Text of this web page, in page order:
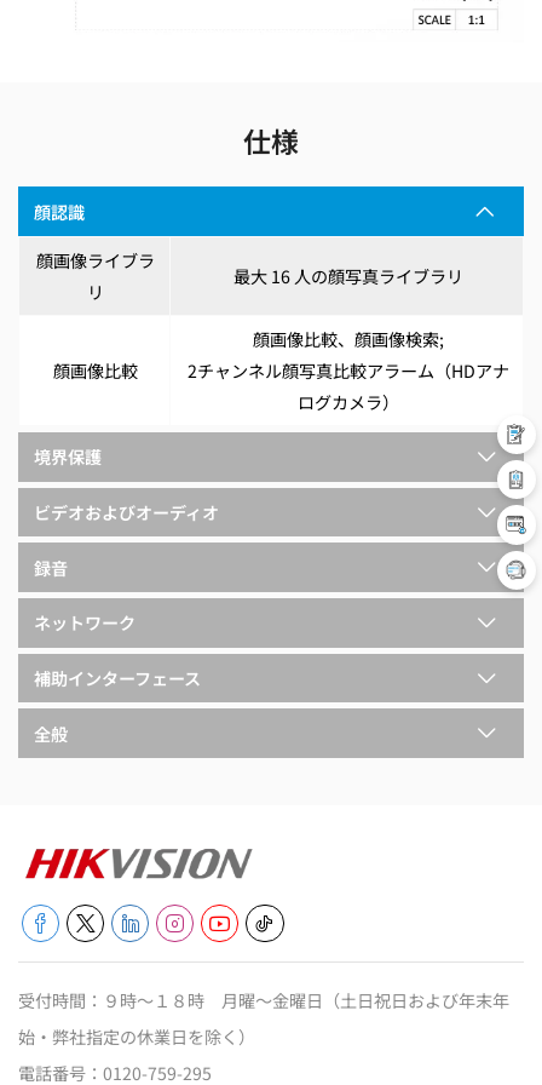
仕様
顔認識
顔画像ライブラ
リ
最大 16 人の顔写真ライブラリ
顔画像比較
顔画像比較、顔画像検索;
2チャンネル顔写真比較アラーム（HDアナ
ログカメラ）
境界保護
ビデオおよびオーディオ
録音
ネットワーク
補助インターフェース
全般
受付時間：９時～１８時 月曜～金曜日（土日祝日および年末年
始・弊社指定の休業日を除く）
電話番号： 0120-759-295